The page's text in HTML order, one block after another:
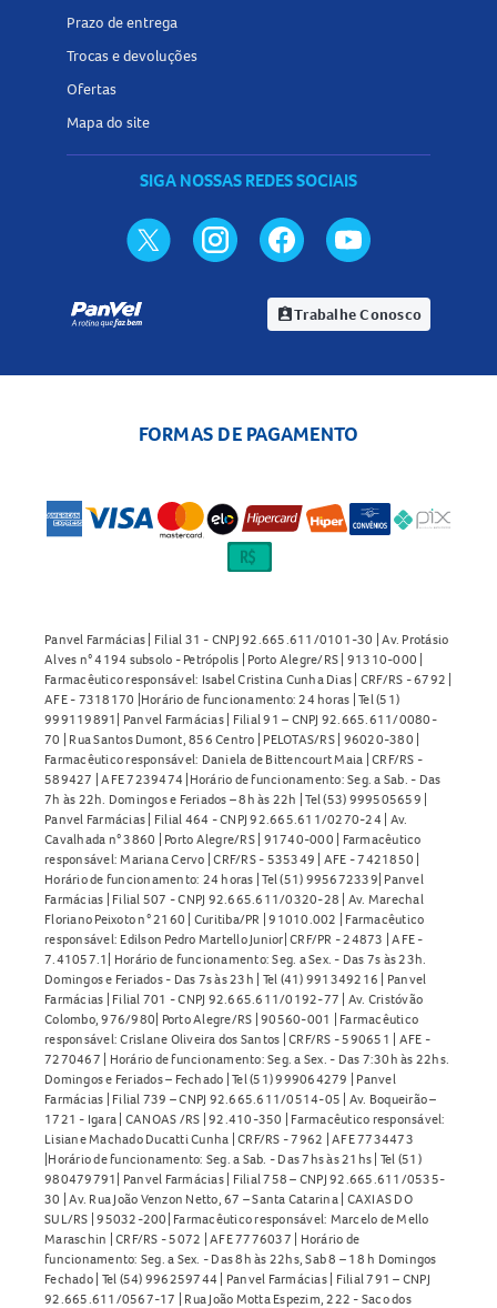
Prazo de entrega
Trocas e devoluções
Ofertas
Mapa do site
SIGA NOSSAS REDES SOCIAIS
assignment_indTrabalhe Conosco
FORMAS DE PAGAMENTO
Panvel Farmácias | Filial 31 - CNPJ 92.665.611/0101-30 | Av. Protásio
Alves n° 4194 subsolo - Petrópolis | Porto Alegre/RS | 91310-000 |
Farmacêutico responsável: Isabel Cristina Cunha Dias | CRF/RS - 6792 |
AFE - 7318170 |Horário de funcionamento: 24 horas | Tel (51)
999119891| Panvel Farmácias | Filial 91 – CNPJ 92.665.611/0080-
70 | Rua Santos Dumont, 856 Centro | PELOTAS/RS | 96020-380 |
Farmacêutico responsável: Daniela de Bittencourt Maia | CRF/RS -
589427 | AFE 7239474 |Horário de funcionamento: Seg. a Sab. - Das
7h às 22h. Domingos e Feriados – 8h às 22h | Tel (53) 999505659 |
Panvel Farmácias | Filial 464 - CNPJ 92.665.611/0270-24 | Av.
Cavalhada n° 3860 | Porto Alegre/RS | 91740-000 | Farmacêutico
responsável: Mariana Cervo | CRF/RS - 535349 | AFE - 7421850 |
Horário de funcionamento: 24 horas | Tel (51) 995672339| Panvel
Farmácias | Filial 507 - CNPJ 92.665.611/0320-28 | Av. Marechal
Floriano Peixoto n° 2160 | Curitiba/PR | 91010.002 | Farmacêutico
responsável: Edilson Pedro Martello Junior| CRF/PR - 24873 | AFE -
7.41057.1| Horário de funcionamento: Seg. a Sex. - Das 7s às 23h.
Domingos e Feriados - Das 7s às 23h | Tel (41) 991349216 | Panvel
Farmácias | Filial 701 - CNPJ 92.665.611/0192-77 | Av. Cristóvão
Colombo, 976/980| Porto Alegre/RS | 90560-001 | Farmacêutico
responsável: Crislane Oliveira dos Santos | CRF/RS - 590651 | AFE -
7270467 | Horário de funcionamento: Seg. a Sex. - Das 7:30h às 22hs.
Domingos e Feriados – Fechado | Tel (51) 999064279 | Panvel
Farmácias | Filial 739 – CNPJ 92.665.611/0514-05 | Av. Boqueirão –
1721 - Igara | CANOAS /RS | 92.410-350 | Farmacêutico responsável:
Lisiane Machado Ducatti Cunha | CRF/RS - 7962 | AFE 7734473
|Horário de funcionamento: Seg. a Sab. - Das 7hs às 21hs | Tel (51)
980479791| Panvel Farmácias | Filial 758 – CNPJ 92.665.611/0535-
30 | Av. Rua João Venzon Netto, 67 – Santa Catarina | CAXIAS DO
SUL/RS | 95032-200| Farmacêutico responsável: Marcelo de Mello
Maraschin | CRF/RS - 5072 | AFE 7776037 | Horário de
funcionamento: Seg. a Sex. - Das 8h às 22hs, Sab 8 – 18 h Domingos
Fechado | Tel (54) 996259744 | Panvel Farmácias | Filial 791 – CNPJ
92.665.611/0567-17 | Rua João Motta Espezim, 222 - Saco dos